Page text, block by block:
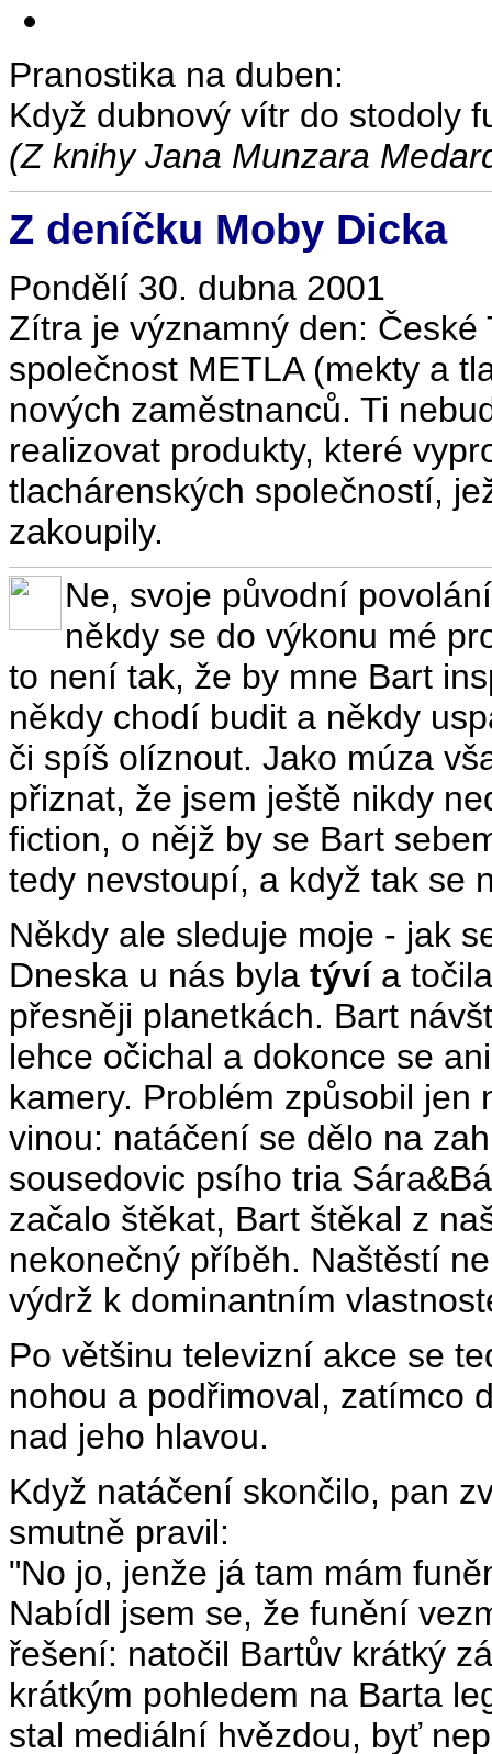
Pranostika na duben:
Když dubnový vítr do stodoly
(Z knihy Jana Munzara
Z deníčku Moby Dicka
Pondělí 30. dubna 2001
Zítra je významný den:
společnost METLA (mekty a
nových zaměstnanců. Ti
realizovat produkty, které
tlachárenských společností,
zakoupily.
Ne, svoje původní
někdy se do výkonu mé
to není tak, že by mne Bart
někdy chodí budit a někdy
či spíš olíznout. Jako múza
přiznat, že jsem ještě nikdy
fiction, o nějž by se Bart
tedy nevstoupí, a když tak se
Někdy ale sleduje moje - jak
Dneska u nás byla tývía
přesněji planetkách. Bart
lehce očichal a dokonce se
kamery. Problém způsobil
vinou: natáčení se dělo na
sousedovic psího tria
začalo štěkat, Bart štěkal z
nekonečný příběh. Naštěstí
výdrž k dominantním
Po většinu televizní akce se
nohou a podřimoval, zatímco
nad jeho hlavou.
Když natáčení skončilo, pan
smutně pravil:
"No jo, jenže já tam mám
Nabídl jsem se, že funění
řešení: natočil Bartův krátký
krátkým pohledem na Barta
stal mediální hvězdou, byť